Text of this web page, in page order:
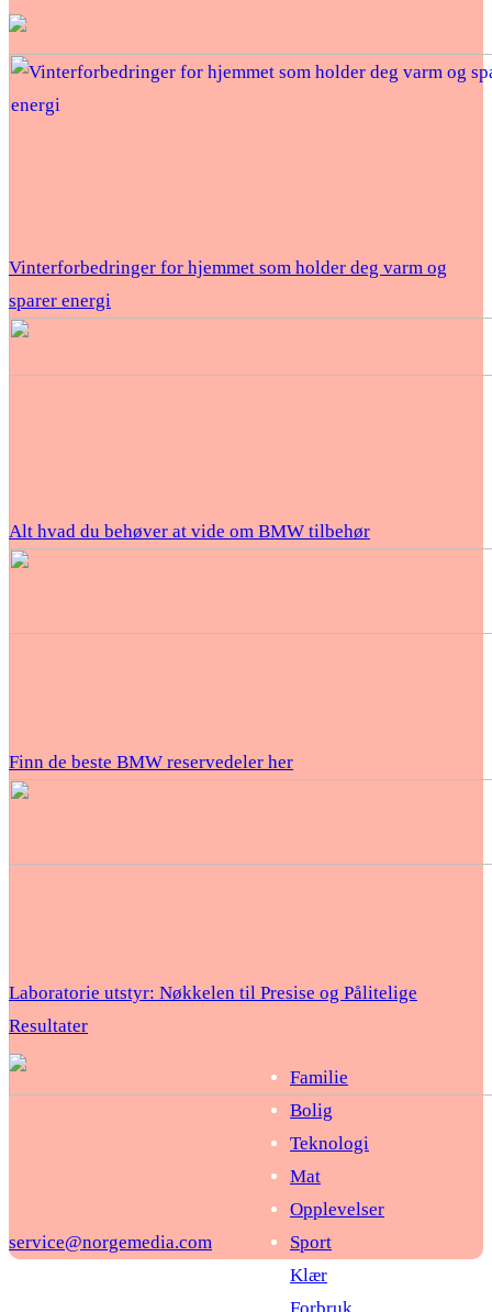
Vinterforbedringer for hjemmet som holder deg varm og
sparer energi
Alt hvad du behøver at vide om BMW tilbehør
Finn de beste BMW reservedeler her
Laboratorie utstyr: Nøkkelen til Presise og Pålitelige
Resultater
Familie
Bolig
Teknologi
Mat
Opplevelser
Sport
Klær
service@norgemedia.com